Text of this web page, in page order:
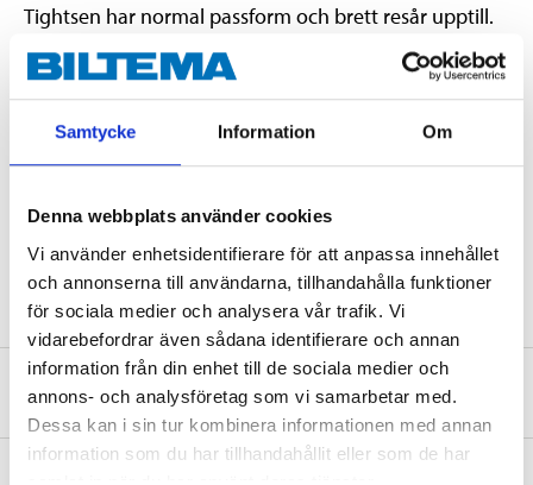
Samtycke Information Om
Denna webbplats använder cookies
Vi använder enhetsidentifierare för att anpassa innehållet
och annonserna till användarna, tillhandahålla funktioner
för sociala medier och analysera vår trafik. Vi
vidarebefordrar även sådana identifierare och annan
information från din enhet till de sociala medier och
annons- och analysföretag som vi samarbetar med.
Dessa kan i sin tur kombinera informationen med annan
information som du har tillhandahållit eller som de har
Tightsen har normal passform och brett resår upptill.
Teknisk specifikation
Storlek
42/44
Material
79% polyester, 21% elastan
Om tillverkaren